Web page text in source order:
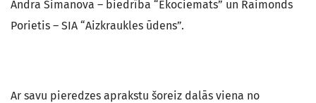
Andra Simanova – biedrība “Ekociemats” un Raimonds
Porietis – SIA “Aizkraukles ūdens”.
Ar savu pieredzes aprakstu šoreiz dalās viena no